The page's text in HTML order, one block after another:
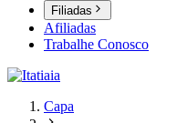
Filiadas
Afiliadas
Trabalhe Conosco
Capa